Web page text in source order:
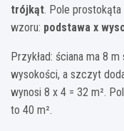
trójkąt. Pole
wzoru: podstawa x
Przykład: ściana ma 8
wysokości, a szczyt
wynosi 8 x 4 = 32 m².
to 40 m².